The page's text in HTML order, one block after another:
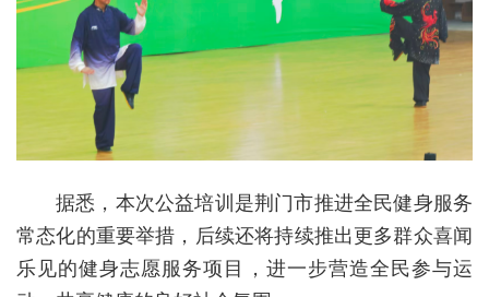
据悉，本次公益培训是荆门市推进全民健身服务
常态化的重要举措，后续还将持续推出更多群众喜闻
乐见的健身志愿服务项目，进一步营造全民参与运